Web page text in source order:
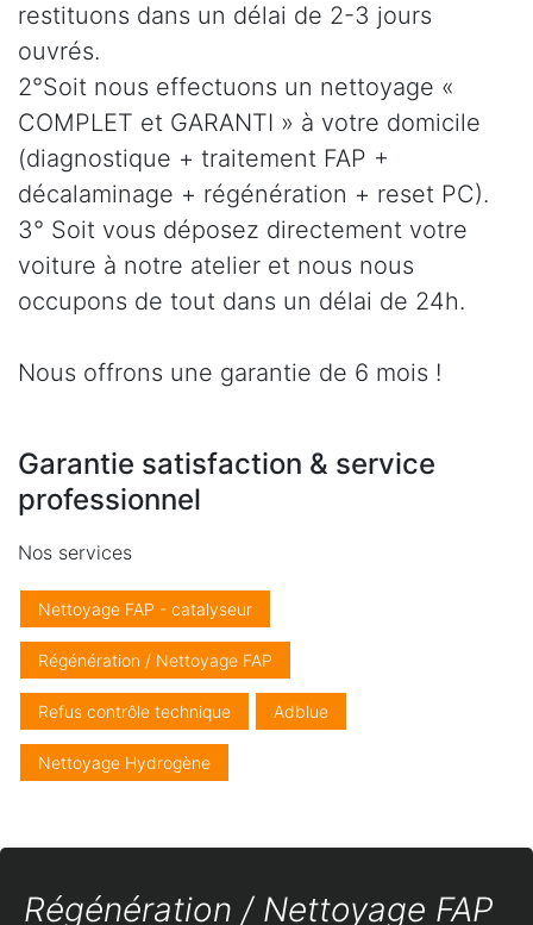
restituons dans un délai de 2-3 jours
ouvrés.
2°Soit nous effectuons un nettoyage «
COMPLET et GARANTI » à votre domicile
(diagnostique + traitement FAP +
décalaminage + régénération + reset PC).
3° Soit vous déposez directement votre
voiture à notre atelier et nous nous
occupons de tout dans un délai de 24h.
Nous offrons une garantie de 6 mois !
Garantie satisfaction & service
professionnel
Nos services
Nettoyage FAP - catalyseur
Régénération / Nettoyage FAP
Refus contrôle technique Adblue
Nettoyage Hydrogène
Régénération / Nettoyage FAP